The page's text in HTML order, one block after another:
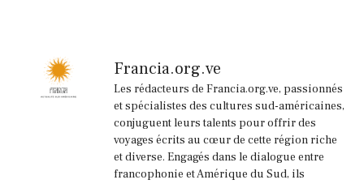
Francia.org.ve
Les rédacteurs de Francia.org.ve, passionnés
et spécialistes des cultures sud-américaines,
conjuguent leurs talents pour offrir des
voyages écrits au cœur de cette région riche
et diverse. Engagés dans le dialogue entre
francophonie et Amérique du Sud, ils